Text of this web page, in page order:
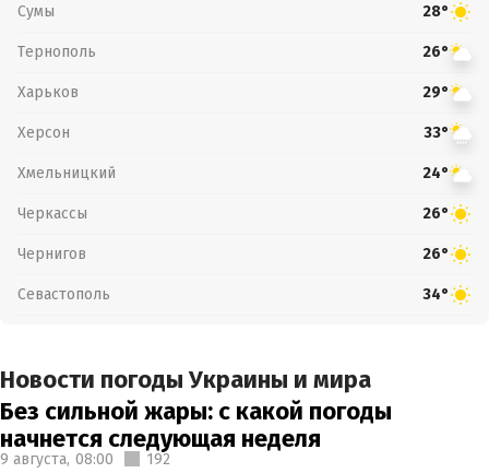
Сумы 28°
Тернополь 26°
Харьков 29°
Херсон 33°
Хмельницкий 24°
Черкассы 26°
Чернигов 26°
Севастополь 34°
Новости погоды Украины и мира
Без сильной жары: с какой погоды
начнется следующая неделя
9 августа, 08:00 192